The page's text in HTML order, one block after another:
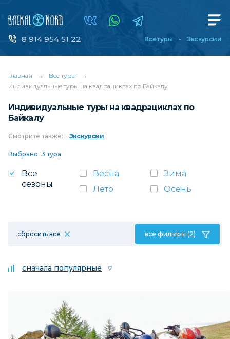
8 914 954 51 22 Все туры Экскурсии
Главная → Все туры
→
Индивидуальные туры на квадрациклах по Байкалу
Индивидуальные туры на квадрациклах по
Байкалу
Смотрите также: Экскурсии
Выбрано: 3 тура
Все
сезоны
Весна
Зима
Лето
Осень
сбросить все все фильтры (2)
сначала популярные